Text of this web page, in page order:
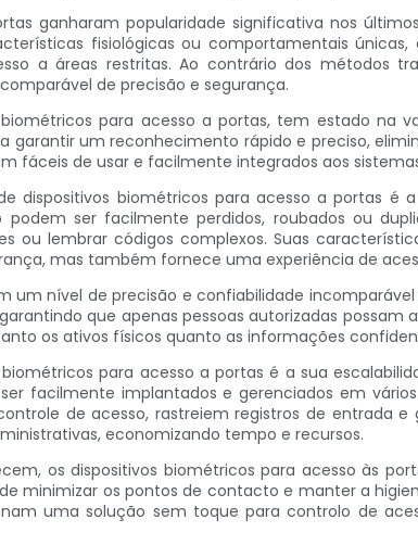
ganharam popularidade significativa nos
fisiológicas ou comportamentais
a áreas restritas. Ao contrário dos métodos
de precisão e segurança.
para acesso a portas, tem estado na
garantir um reconhecimento rápido e preciso,
fáceis de usar e facilmente integrados aos
dispositivos biométricos para acesso a portas é
ser facilmente perdidos, roubados ou
ou lembrar códigos complexos. Suas
mas também fornece uma experiência de
nível de precisão e confiabilidade
que apenas pessoas autorizadas
os ativos físicos quanto as informações
para acesso a portas é a sua
facilmente implantados e gerenciados em
de acesso, rastreiem registros de entrada
economizando tempo e recursos.
os dispositivos biométricos para acesso às
minimizar os pontos de contacto e manter a
uma solução sem toque para controlo de